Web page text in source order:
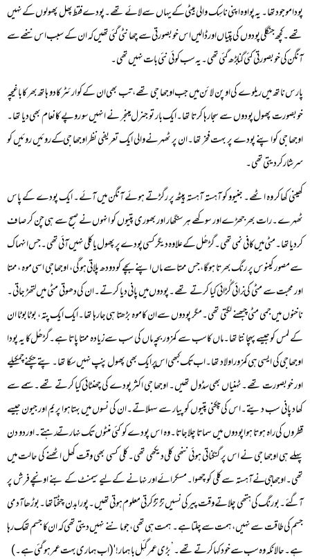
پودا موجود تھا۔ یہ پوا وہ اپنی ناسِک والی بیٹی کے یہاں سے لائے تھے۔پودے فقط پھل پھولوں کے نہیں
تھے۔ کچھ جنگلی پودوں کی پتیاں اور ڈالیں اس خوبصورتی سے چھانٹی گئی تھیں کہ ان کے سبب اس ننھے سے
آنگن کی خوبصورتی کئی گنا بڑھ گئی تھی۔ یہ سب کوئی نئی بات نہیں تھی۔
پارس ناتھ میں ریلوے کی اوپن لائن میں جب اوجھا جی تھے، تب بھی ان کے کوارئٹر کا دو ہاتھ بھر کا باغیچہ
خوبصورت پھول پودوں سے سجا رہا کرتا تھا۔ایک بار تو جنرل مینجر نے انہیں سو روپے کا انعام بھی دیا تھا۔
اوجھا جی کو اپنے پودے پر بہت فخر تھا۔ان پر ٹھہرنے والی ایک تعریفی نظر اوجھا جی کے روئیں روئیں کو
سرشار کردیتی تھی۔
کھینی کھاکر وہ اٹھے۔ جنیوو کو آہستہ آہستہ پیٹھ پر رگڑتے ہوئے آنگن میں آئے۔ ایک پودے کے پاس
ٹھہرے۔رات بھر جھڑے اور سوکھے ہرسنگھار اور بھوری پتیوں کو انہوں نے صبح سے ہی چن کر صاف
کردیا تھا۔ مٹی میں کافی نمی تھی۔گڑھُل کے علاوہ دیگر کسی پودے پر پھول یا کلی نہیں آئی تھی۔ جس انہماک
سے مصور کینوس پر رنگ بھرتا ہوگا، جس ممتا سے ماں اپنے بچے کو دودھ پلاتی ہوگی، اوجھا جی اسی موہ ، ممتا
اور محبت سے مٹی کی نِرائی گُڑائی کیا کرتے تھے۔پودوں میں پانی دیا کرتے۔ان کی دھوتی مٹی میں لتھڑ جاتی۔
ناخنوں میں جمی مٹی چبھنے لگتی تھی۔ مگر پودوں سے ان کا موہ بڑھتا ہی جارہا تھا۔ایک ایک پتہ، بوٹا بوٹا ان
کے لمس کو جیسے پہچانتا تھا۔ماں کا سب سے کمزور بچہ ماں کی سب سے زیادہ ممتا پاتا ہے۔گڑھُل کا یہ پودا
اوجھا جی کی ایسی ہی کمزور اولاد تھا۔اب تک کبھی اس پر ایک بھی پھول پنپ نہیں سکا تھا۔پتے چکنے چمکیلے
اور خوبصورت تھے۔ٹہنیاں بھی سڈول تھیں۔ اوجھا جی اکثر پودے کی چھنٹائی کیا کرتے تھے۔سمے سے
کھاد پانی سب دیتے۔اس کی چکنی پتیوں کو پیار سے سہلاتے۔ان کی نسوں میں بہتا ہوا پریم اور جیون جیسے
قطروں کی راہ ہوتا ہوا پودوں میں سماتا چلا جاتا۔وہ اس پودے کو کئی منٹوں تک نہارتے رہتے۔اور دو دن
پہلے ہی اوجھا جی نے اس پر گنگناتی ہوئی ننھی کلی دیکھی تھی۔کلی کسی بھی وقت کھل اٹھنے کی حالت میں
تھی۔اوجھا جی نے آہستہ سے کلی کو چھوا۔مسکرائے اور نہانے کے لیے سیمنٹ کے بنے اونچے فرش پر
آگئے۔ بورنگ کی ہتھی چلاتے وقت پیر کی نسیں تڑ تڑ کرتی معلوم ہوتی تھیں۔پورا بدن چٹختا تھا۔ بوڑھا آدمی
جسم کی طاقت سے نہیں، ہمت سے چلتا ہے۔ ہمت ہی تھی ، جو ماننے نہیں دیتی تھی کہ ان کا جسم تھک رہا
ہے۔حالانکہ وہ سب سے خود کہا کرتے تھے۔’بڑی عمر گئِل با ہمار!'(اب ہماری بہت عمر ہوگئی ہے۔)